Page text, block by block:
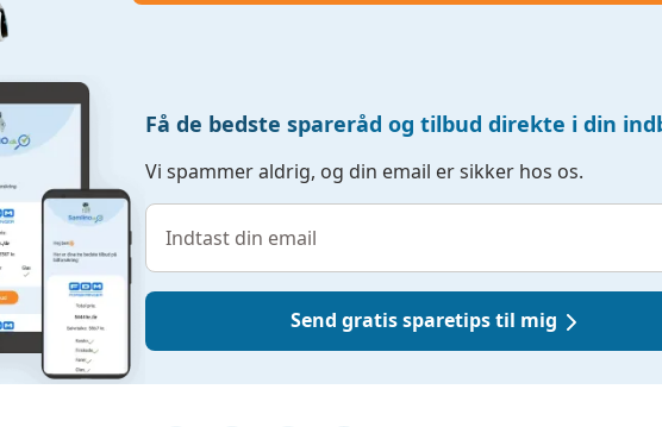
Få de bedste spareråd og tilbud direkte i din
Vi spammer aldrig, og din email er sikker hos os.
Send gratis sparetips til mig